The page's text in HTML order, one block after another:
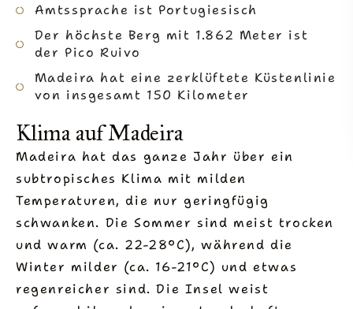
Amtssprache ist Portugiesisch
Der höchste Berg mit 1.862 Meter ist
der Pico Ruivo
Madeira hat eine zerklüftete Küstenlinie
von insgesamt 150 Kilometer
Klima auf Madeira
Madeira hat das ganze Jahr über ein
subtropisches Klima mit milden
Temperaturen, die nur geringfügig
schwanken. Die Sommer sind meist trocken
und warm (ca. 22-28°C), während die
Winter milder (ca. 16-21°C) und etwas
regenreicher sind. Die Insel weist